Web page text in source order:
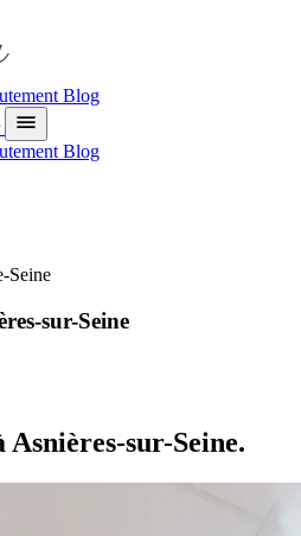
Blog
Blog
Seine
sur-Seine
Asnières-sur-Seine.